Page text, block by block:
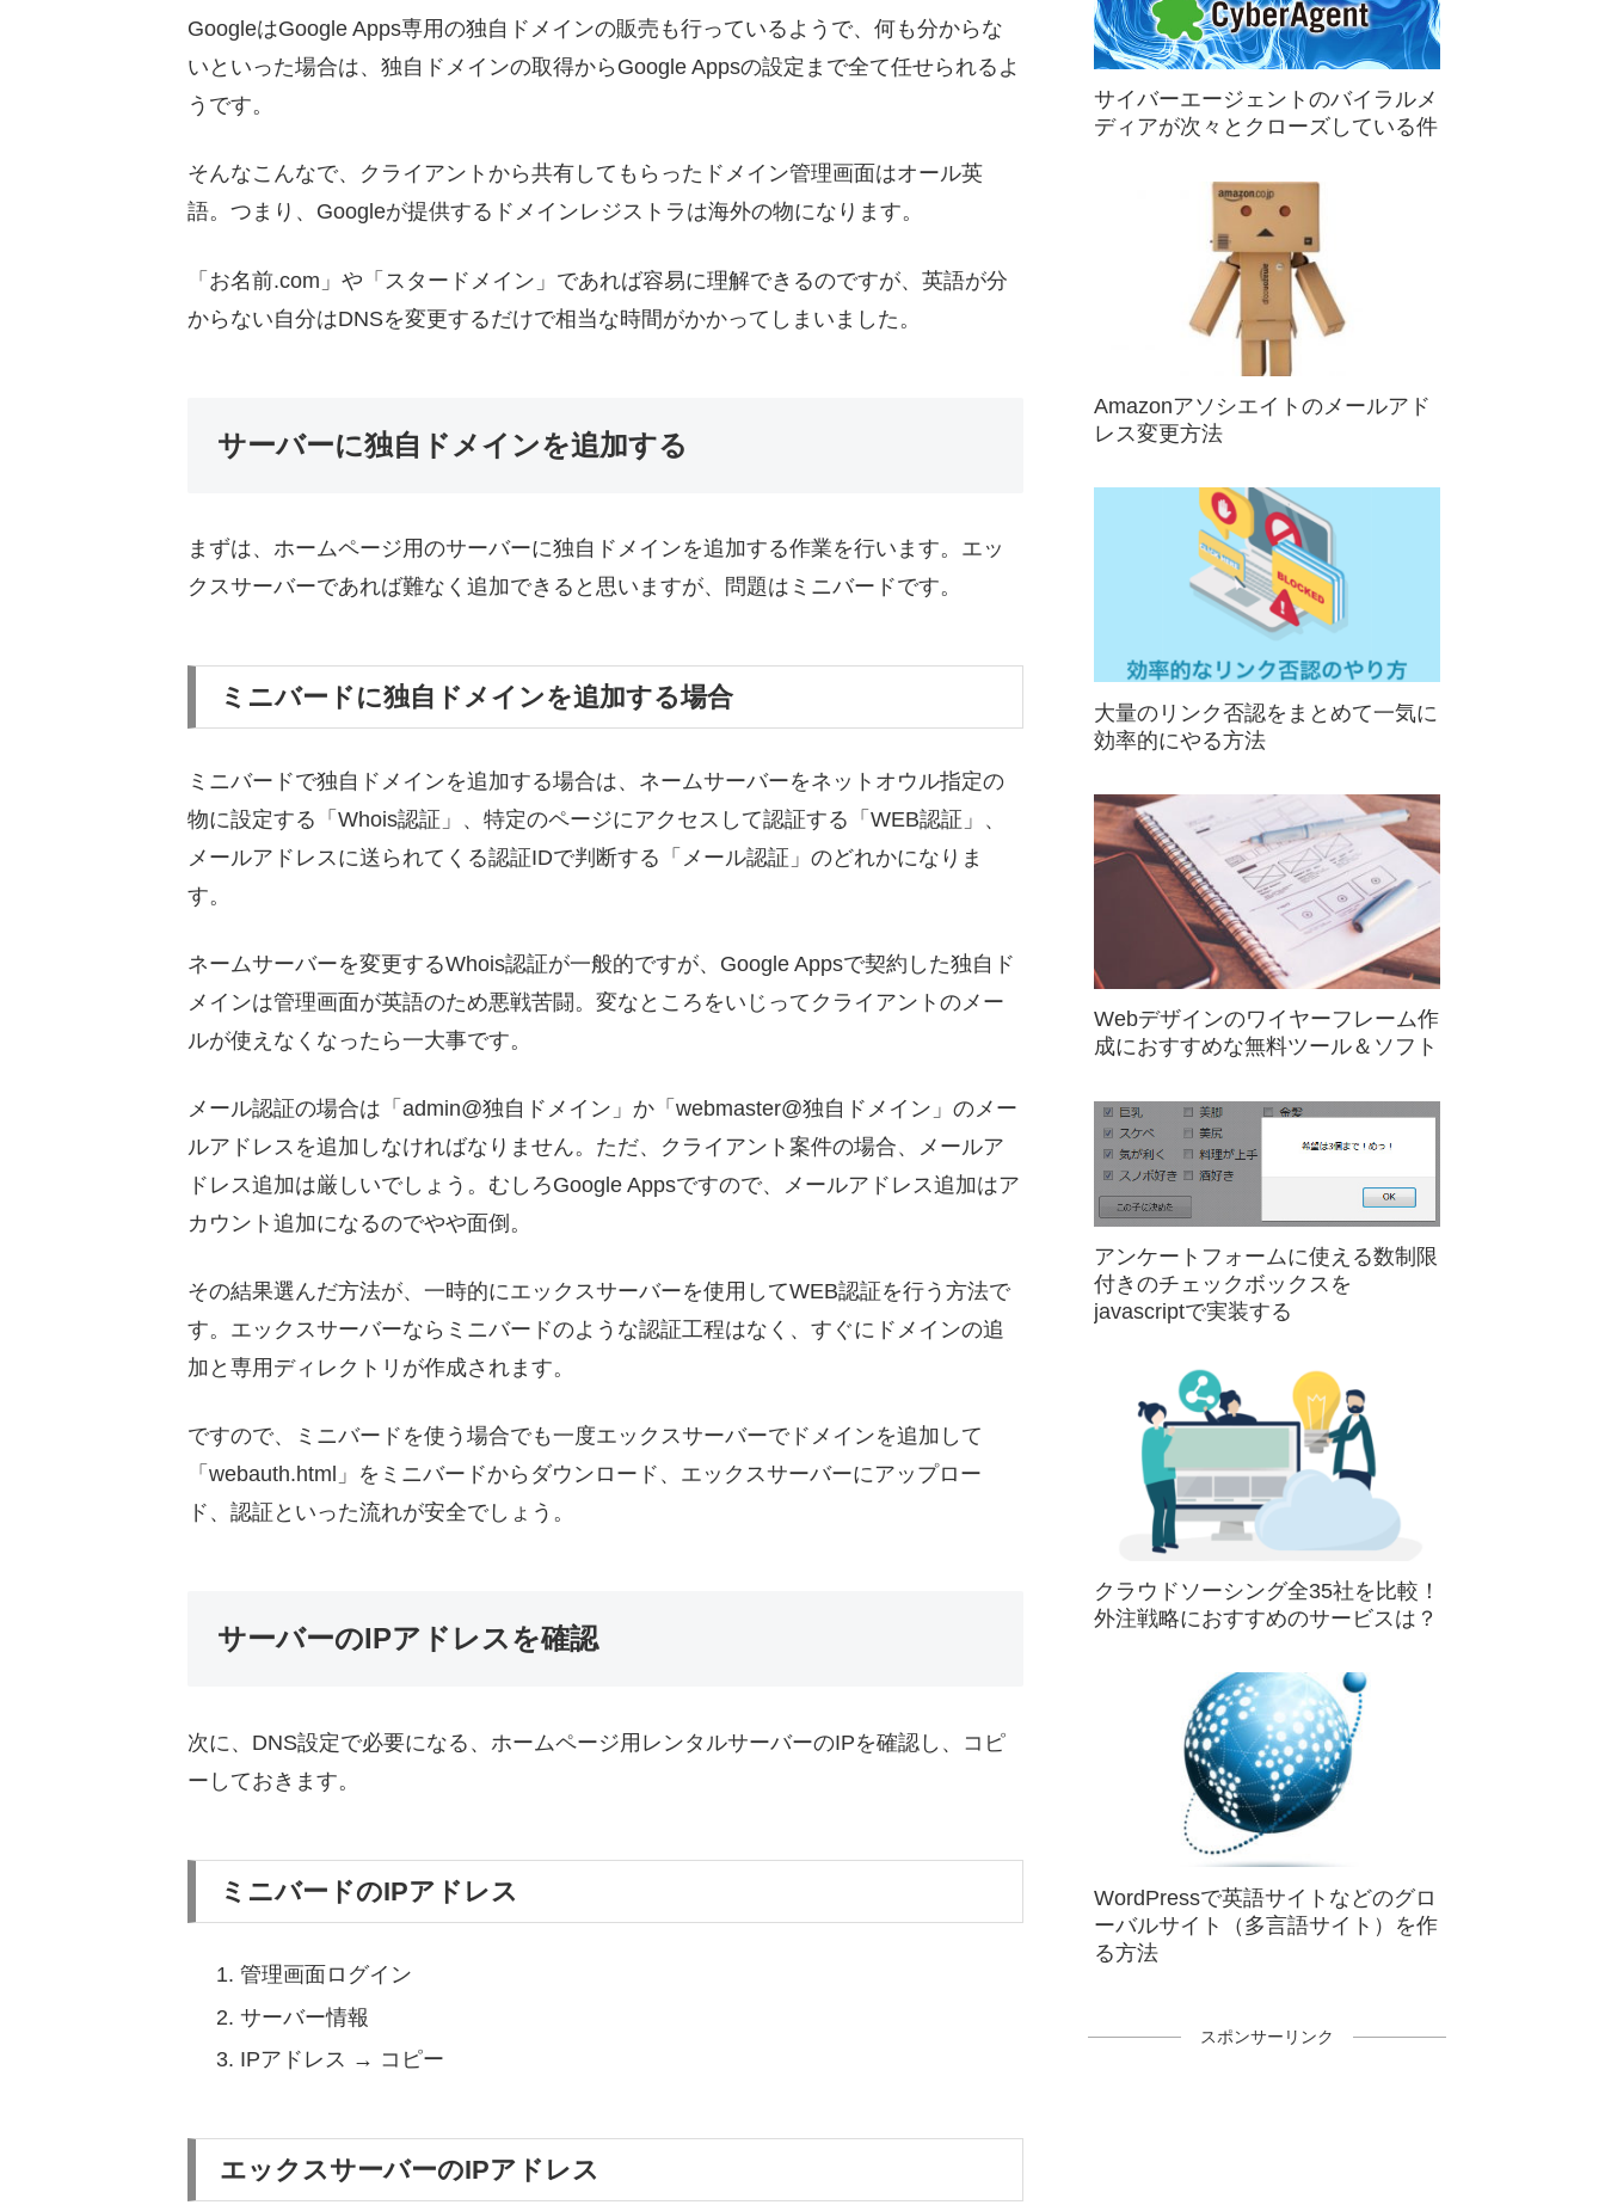
GoogleはGoogle Apps専用の独自ドメインの販売も行っているようで、何も分からな
いといった場合は、独自ドメインの取得からGoogle Appsの設定まで全て任せられるよ
うです。
そんなこんなで、クライアントから共有してもらったドメイン管理画面はオール英
語。つまり、Googleが提供するドメインレジストラは海外の物になります。
「お名前.com」や「スタードメイン」であれば容易に理解できるのですが、英語が分
からない自分はDNSを変更するだけで相当な時間がかかってしまいました。
サーバーに独自ドメインを追加する
まずは、ホームページ用のサーバーに独自ドメインを追加する作業を行います。エッ
クスサーバーであれば難なく追加できると思いますが、問題はミニバードです。
ミニバードに独自ドメインを追加する場合
ミニバードで独自ドメインを追加する場合は、ネームサーバーをネットオウル指定の
物に設定する「Whois認証」、特定のページにアクセスして認証する「WEB認証」、
メールアドレスに送られてくる認証IDで判断する「メール認証」のどれかになりま
す。
ネームサーバーを変更するWhois認証が一般的ですが、Google Appsで契約した独自ド
メインは管理画面が英語のため悪戦苦闘。変なところをいじってクライアントのメー
ルが使えなくなったら一大事です。
メール認証の場合は「admin@独自ドメイン」か「webmaster@独自ドメイン」のメー
ルアドレスを追加しなければなりません。ただ、クライアント案件の場合、メールア
ドレス追加は厳しいでしょう。むしろGoogle Appsですので、メールアドレス追加はア
カウント追加になるのでやや面倒。
その結果選んだ方法が、一時的にエックスサーバーを使用してWEB認証を行う方法で
す。エックスサーバーならミニバードのような認証工程はなく、すぐにドメインの追
加と専用ディレクトリが作成されます。
ですので、ミニバードを使う場合でも一度エックスサーバーでドメインを追加して
「webauth.html」をミニバードからダウンロード、エックスサーバーにアップロー
ド、認証といった流れが安全でしょう。
サーバーのIPアドレスを確認
次に、DNS設定で必要になる、ホームページ用レンタルサーバーのIPを確認し、コピ
ーしておきます。
ミニバードのIPアドレス
管理画面ログイン
サーバー情報
IPアドレス → コピー
エックスサーバーのIPアドレス
サイバーエージェントのバイラルメ
ディアが次々とクローズしている件
Amazonアソシエイトのメールアド
レス変更方法
大量のリンク否認をまとめて一気に
効率的にやる方法
Webデザインのワイヤーフレーム作
成におすすめな無料ツール＆ソフト
アンケートフォームに使える数制限
付きのチェックボックスを
javascriptで実装する
クラウドソーシング全35社を比較！
外注戦略におすすめのサービスは？
WordPressで英語サイトなどのグロ
ーバルサイト（多言語サイト）を作
る方法
スポンサーリンク